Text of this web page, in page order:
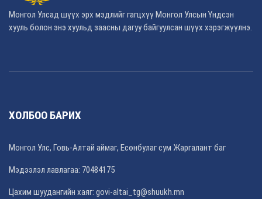
Монгол Улсад шүүх эрх мэдлийг гагцхүү Монгол Улсын Үндсэн
хууль болон энэ хуульд заасны дагуу байгуулсан шүүх хэрэгжүүлнэ.
ХОЛБОО БАРИХ
Монгол Улс, Говь-Алтай аймаг, Есөнбулаг сум Жаргалант баг
Мэдээлэл лавлагаа: 70484175
Цахим шуудангийн хаяг: govi-altai_tg@shuukh.mn